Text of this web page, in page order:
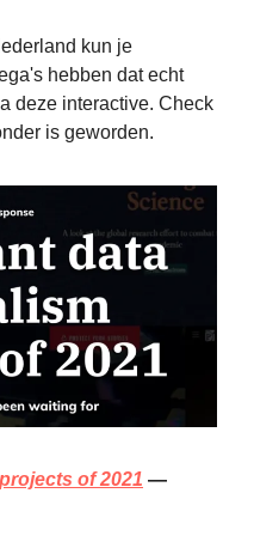
kun je
hebben dat echt
deze interactive. Check
is geworden.
of 2021 —